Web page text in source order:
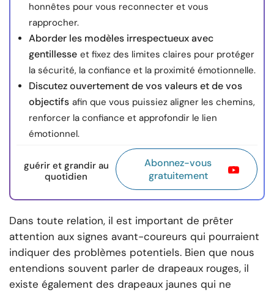
honnêtes pour vous reconnecter et vous
rapprocher.
Aborder les modèles irrespectueux avec
gentillesse et fixez des limites claires pour protéger
la sécurité, la confiance et la proximité émotionnelle.
Discutez ouvertement de vos valeurs et de vos
objectifs afin que vous puissiez aligner les chemins,
renforcer la confiance et approfondir le lien
émotionnel.
guérir et grandir au
quotidien
Abonnez-vous
gratuitement
Dans toute relation, il est important de prêter
attention aux signes avant-coureurs qui pourraient
indiquer des problèmes potentiels. Bien que nous
entendions souvent parler de drapeaux rouges, il
existe également des drapeaux jaunes qui ne